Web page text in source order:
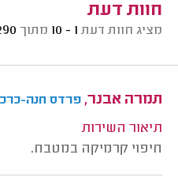
חוות דעת
מציג חוות דעת 1 - 10 מתוך
תמרה אבנר, פרדס חנה-
תיאור השירות
חיפוי קרמיקה במטבח.